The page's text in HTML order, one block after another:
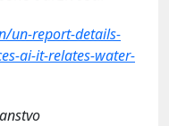
un-report-details-
ai-it-relates-water-